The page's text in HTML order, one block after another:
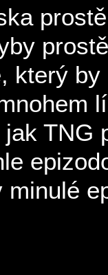
který
TNG